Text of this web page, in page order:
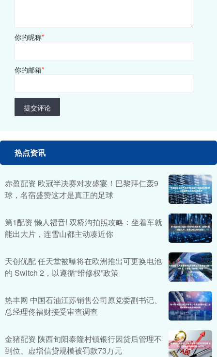
你的昵称*
你的邮箱*
提交评论
热点资讯
赤盈配资 欧冠半决赛对攻盛宴！巴黎拜仁轰9
球，名宿盛赞这才是真正的足球
第1配资 懒人福音! 双桥沟拍照攻略：坐着车就
能出大片，连雪山都主动凑近你
天创优配 任天堂被曝将在欧洲推出可更换电池
的 Switch 2，以遵循“维修权”政策
热丰网 中国石油江苏销售公司原党委副书记、
总经理佟福财接受审查调查
金猪配资 陕西旬阳泰隆村镇银行因贷后管理不
到位、虚增信贷规模被罚款73万元